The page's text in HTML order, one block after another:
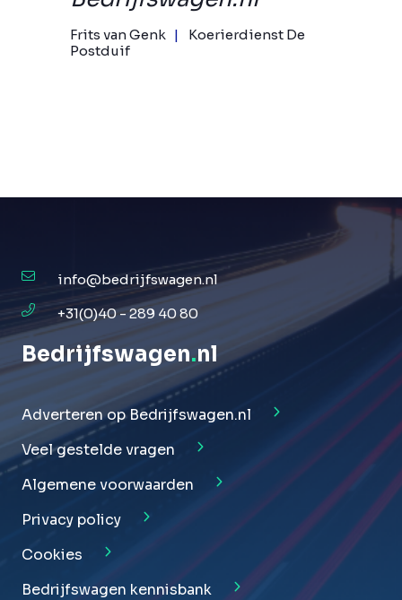
Frits van Genk
Koerierdienst De
Postduif
info@bedrijfswagen.nl
+31(0)40 - 289 40 80
Bedrijfswagen.nl
Adverteren op Bedrijfswagen.nl
Veel gestelde vragen
Algemene voorwaarden
Privacy policy
Cookies
Bedrijfswagen kennisbank